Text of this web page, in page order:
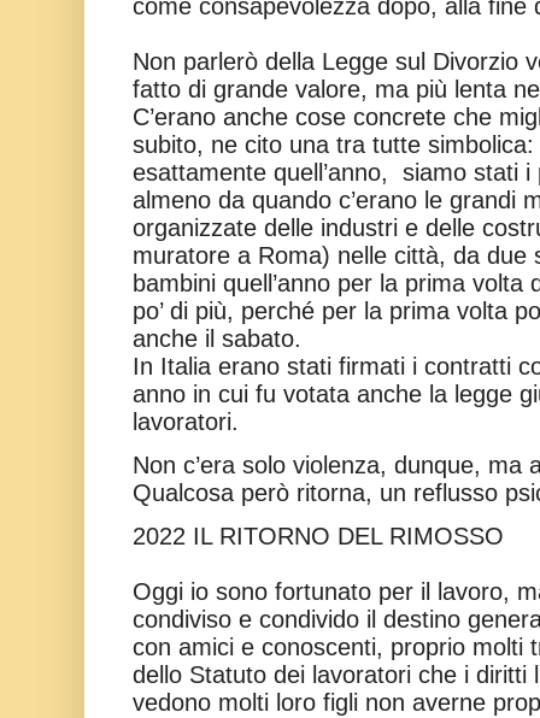
come consapevolezza dopo, alla fine
Non parlerò della Legge sul Divorzio
fatto di grande valore, ma più lenta
C’erano anche cose concrete che
subito, ne cito una tra tutte simbolica:
esattamente quell’anno,
siamo stati
almeno da quando c’erano le grandi
organizzate delle industri e delle
muratore a Roma) nelle città, da due
bambini quell’anno per la prima volta
po’ di più, perché per la prima volta
anche il sabato.
In Italia erano stati firmati i contratti
anno in cui fu votata anche la legge
lavoratori.
Non c’era solo violenza, dunque, ma
Qualcosa però ritorna, un reflusso
2022 IL RITORNO DEL RIMOSSO
Oggi io sono fortunato per il lavoro,
condiviso e condivido il destino
con amici e conoscenti, proprio molti
dello Statuto dei lavoratori che i diritti
vedono molti loro figli non averne